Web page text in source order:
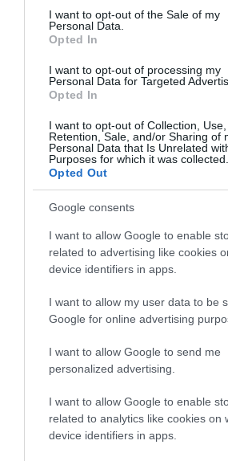
consent section.
I want to opt-out of the Sale of my
Personal Data.
Opted In
I want to opt-out of processing my
Personal Data for Targeted
Opted In
I want to opt-out of Collection, Use,
Retention, Sale, and/or Sharing of
Personal Data that Is Unrelated
Purposes for which it was collected.
Opted Out
Google consents
I want to allow Google to enable
related to advertising like cookies
device identifiers in apps.
I want to allow my user data to be
Google for online advertising
I want to allow Google to send me
personalized advertising.
I want to allow Google to enable
related to analytics like cookies on
device identifiers in apps.
Forrás: Blikk
Megosztás: Facebook Twitter
Címkék: párkapcsolat
Korábbi bejegyzések